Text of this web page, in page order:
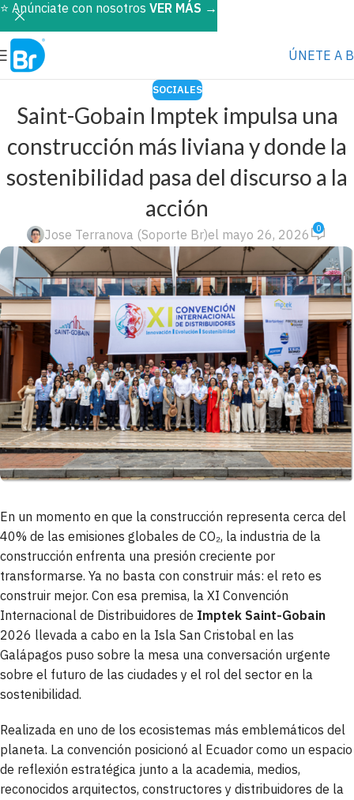
ÚNETE A
SOCIALES
Saint-Gobain Imptek impulsa una
construcción más liviana y donde la
sostenibilidad pasa del discurso a la
acción
Jose Terranova (Soporte Br)el mayo 26, 2026 0
En un momento en que la construcción representa cerca del
40­­­­­% de las emisiones globales de CO₂, la industria de la
construcción enfrenta una presión creciente por
transformarse. Ya no basta con construir más: el reto es
construir mejor. Con esa premisa, la XI Convención
Internacional de Distribuidores de Imptek Saint-Gobain
2026 llevada a cabo en la Isla San Cristobal en las
Galápagos puso sobre la mesa una conversación urgente
sobre el futuro de las ciudades y el rol del sector en la
sostenibilidad.
Realizada en uno de los ecosistemas más emblemáticos del
planeta. La convención posicionó al Ecuador como un espacio
de reflexión estratégica junto a la academia, medios,
reconocidos arquitectos, constructores y distribuidores de la
⭐️ Anúnciate con nosotros VER MÁS →